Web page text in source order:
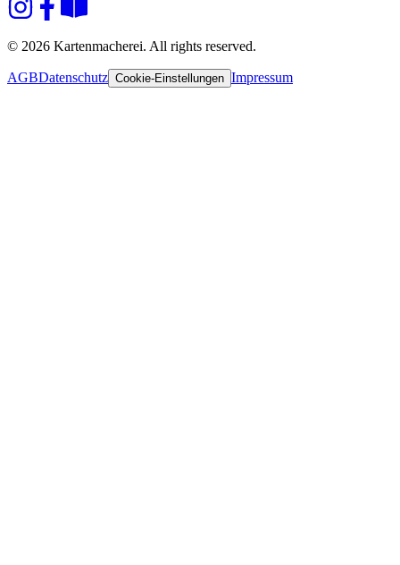
© 2026 Kartenmacherei. All rights reserved.
AGBDatenschutz Cookie-Einstellungen Impressum